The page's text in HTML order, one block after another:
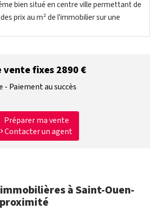
bien situé en centre ville permettant de
prix au m² de l'immobilier sur une
vente fixes 2890 €
Paiement au succès
Préparer ma vente
Contacter un agent
à Saint-Ouen-